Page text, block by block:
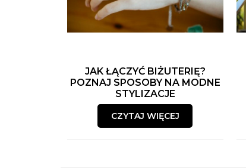
JAK ŁĄCZYĆ BIŻUTERIĘ?
POZNAJ SPOSOBY NA MODNE
STYLIZACJE
CZYTAJ WIĘCEJ